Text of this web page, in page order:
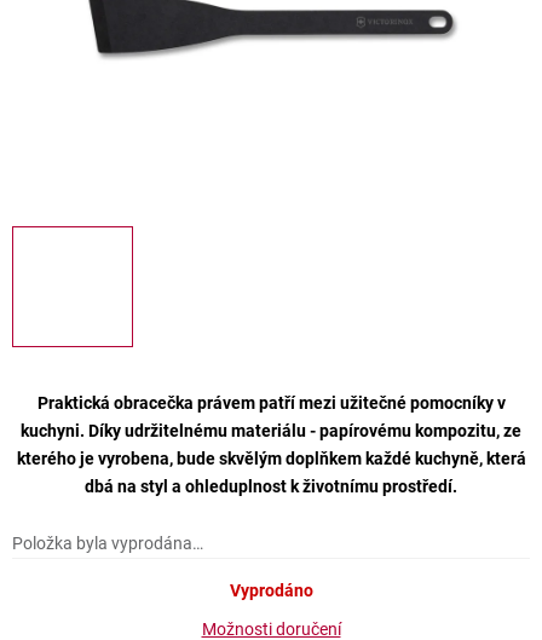
Praktická obracečka právem patří mezi užitečné pomocníky v
kuchyni. Díky udržitelnému materiálu - papírovému kompozitu, ze
kterého je vyrobena, bude skvělým doplňkem každé kuchyně, která
dbá na styl a ohleduplnost k životnímu prostředí.
Položka byla vyprodána…
Vyprodáno
Možnosti doručení